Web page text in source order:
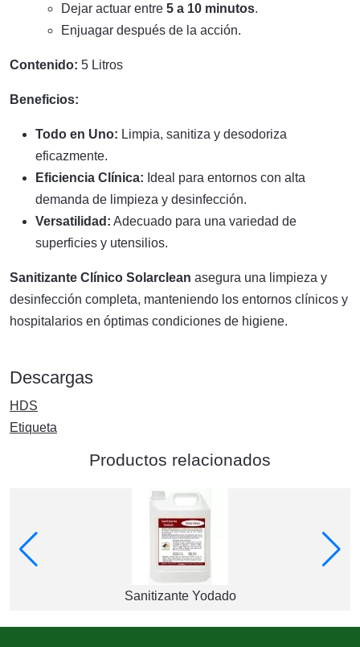
Dejar actuar entre 5 a 10 minutos.
Enjuagar después de la acción.
Contenido: 5 Litros
Beneficios:
Todo en Uno: Limpia, sanitiza y desodoriza
eficazmente.
Eficiencia Clínica: Ideal para entornos con alta
demanda de limpieza y desinfección.
Versatilidad: Adecuado para una variedad de
superficies y utensilios.
Sanitizante Clínico Solarclean asegura una limpieza y
desinfección completa, manteniendo los entornos clínicos y
hospitalarios en óptimas condiciones de higiene.
Descargas
HDS
Etiqueta
Productos relacionados
Sanitizante Yodado